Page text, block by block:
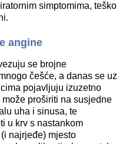
simptomima, teško
angine
se brojne
češće, a danas se uz
pojavljuju izuzetno
proširiti na susjedne
uha i sinusa, te
u krv s nastankom
najrjeđe) mjesto